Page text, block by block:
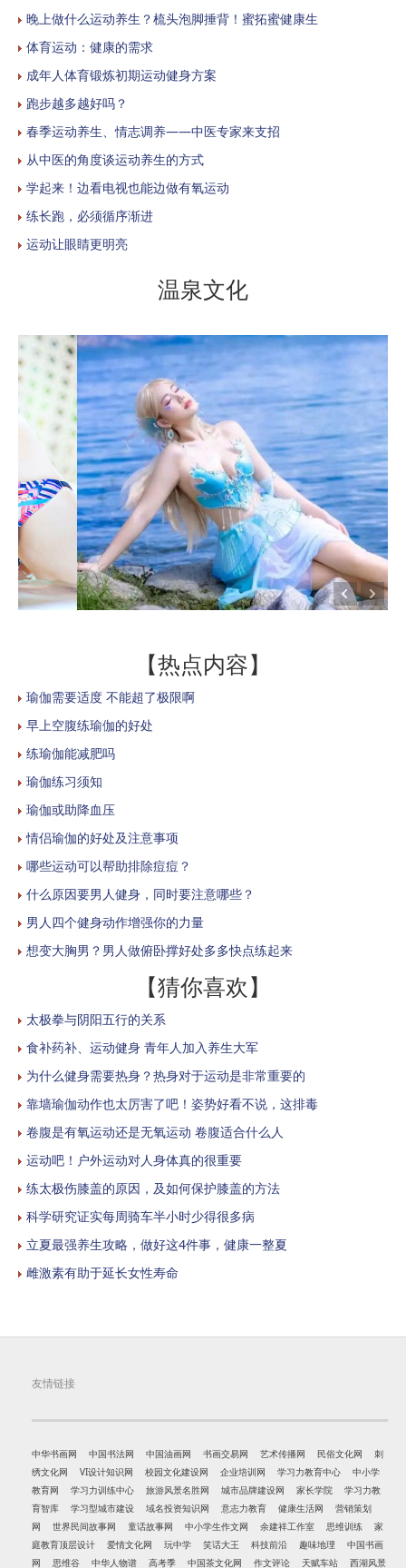
晚上做什么运动养生？梳头泡脚捶背！蜜拓蜜健康生
体育运动：健康的需求
成年人体育锻炼初期运动健身方案
跑步越多越好吗？
春季运动养生、情志调养——中医专家来支招
从中医的角度谈运动养生的方式
学起来！边看电视也能边做有氧运动
练长跑，必须循序渐进
运动让眼睛更明亮
温泉文化
【热点内容】
瑜伽需要适度 不能超了极限啊
早上空腹练瑜伽的好处
练瑜伽能减肥吗
瑜伽练习须知
瑜伽或助降血压
情侣瑜伽的好处及注意事项
哪些运动可以帮助排除痘痘？
什么原因要男人健身，同时要注意哪些？
男人四个健身动作增强你的力量
想变大胸男？男人做俯卧撑好处多多快点练起来
【猜你喜欢】
太极拳与阴阳五行的关系
食补药补、运动健身 青年人加入养生大军
为什么健身需要热身？热身对于运动是非常重要的
靠墙瑜伽动作也太厉害了吧！姿势好看不说，这排毒
卷腹是有氧运动还是无氧运动 卷腹适合什么人
运动吧！户外运动对人身体真的很重要
练太极伤膝盖的原因，及如何保护膝盖的方法
科学研究证实每周骑车半小时少得很多病
立夏最强养生攻略，做好这4件事，健康一整夏
雌激素有助于延长女性寿命
友情链接
中华书画网 中国书法网 中国油画网 书画交易网 艺术传播网 民俗文化网
刺
绣文化网
VI设计知识网 校园文化建设网 企业培训网 学习力教育中心
中小学
教育网
学习力训练中心 旅游风景名胜网 城市品牌建设网 家长学院
学习力教
育智库
学习型城市建设 域名投资知识网 意志力教育 健康生活网
营销策划
网
世界民间故事网 童话故事网 中小学生作文网 余建祥工作室 思维训练
家
庭教育顶层设计
爱情文化网 玩中学 笑话大王 科技前沿 趣味地理
中国书画
网
思维谷 中华人物谱 高考季 中国茶文化网 作文评论 天赋车站 西湖风景